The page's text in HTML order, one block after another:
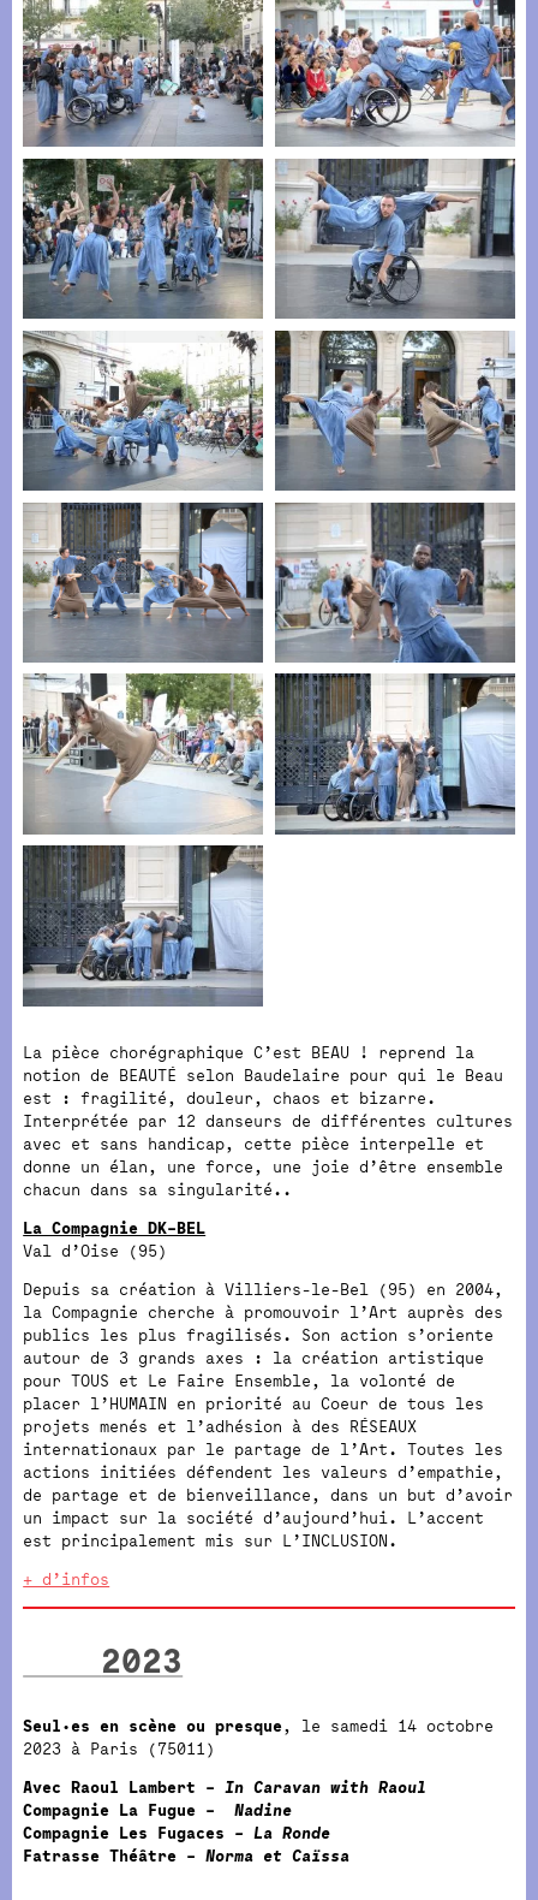
La pièce chorégraphique C’est BEAU ! reprend la
notion de BEAUTÉ selon Baudelaire pour qui le Beau
est : fragilité, douleur, chaos et bizarre.
Interprétée par 12 danseurs de différentes cultures
avec et sans handicap, cette pièce interpelle et
donne un élan, une force, une joie d’être ensemble
chacun dans sa singularité..
La Compagnie DK–BEL
Val d’Oise (95)
Depuis sa création à Villiers-le-Bel (95) en 2004,
la Compagnie cherche à promouvoir l’Art auprès des
publics les plus fragilisés. Son action s’oriente
autour de 3 grands axes : la création artistique
pour TOUS et Le Faire Ensemble, la volonté de
placer l’HUMAIN en priorité au Coeur de tous les
projets menés et l’adhésion à des RÉSEAUX
internationaux par le partage de l’Art. Toutes les
actions initiées défendent les valeurs d’empathie,
de partage et de bienveillance, dans un but d’avoir
un impact sur la société d’aujourd’hui. L’accent
est principalement mis sur L’INCLUSION.
+ d’infos
2023
Seul·es en scène ou presque, le samedi 14 octobre
2023 à Paris (75011)
Avec Raoul Lambert –In Caravan with Raoul
Compagnie La Fugue –
Nadine
Compagnie Les Fugaces – La Ronde
Fatrasse Théâtre –Norma et Caïssa